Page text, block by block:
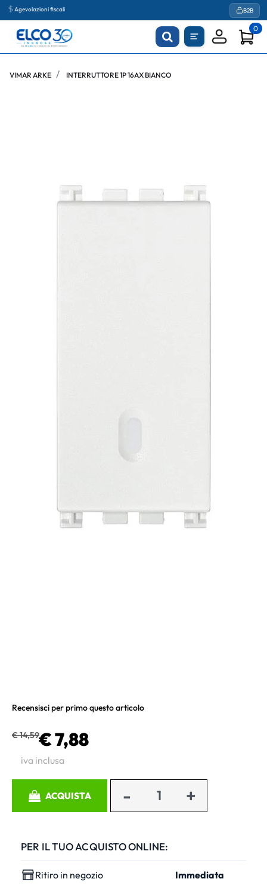
Agevolazioni fiscali B2B
0
VIMAR ARKE INTERRUTTORE 1P 16AX BIANCO
Recensisci per primo questo articolo
€ 14,59€ 7,88
iva inclusa
ACQUISTA
PER IL TUO ACQUISTO ONLINE:
Ritiro in negozio
Immediata